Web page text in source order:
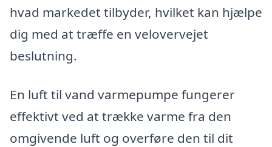
hvad markedet tilbyder, hvilket kan hjælpe
dig med at træffe en velovervejet
beslutning.
En luft til vand varmepumpe fungerer
effektivt ved at trække varme fra den
omgivende luft og overføre den til dit